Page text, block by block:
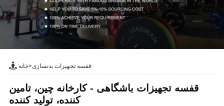
خانه>قفسه تجهیزات بدنسازی
قفسه تجهیزات باشگاهی - کارخانه چین، تامین
کننده، تولید کننده